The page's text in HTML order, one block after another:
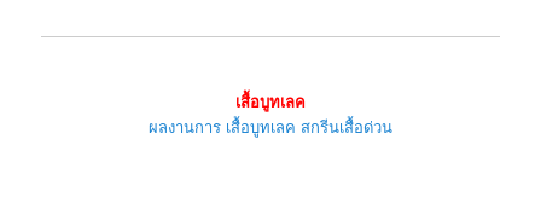
เสื้อบูทเลค
ผลงานการ เสื้อบูทเลค สกรีนเสื้อด่วน